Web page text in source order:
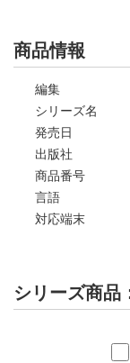
商品情報
編集
シリーズ名
発売日
出版社
商品番号
言語
対応端末
シリーズ商品